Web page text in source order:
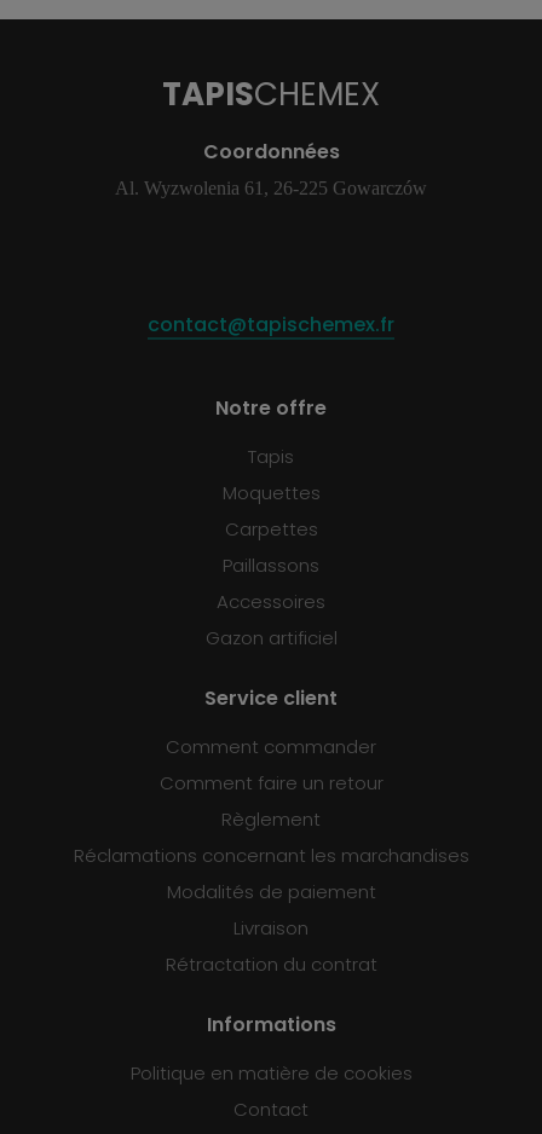
TAPISCHEMEX
Coordonnées
Al. Wyzwolenia 61, 26-225 Gowarczów
contact@tapischemex.fr
Notre offre
Tapis
Moquettes
Carpettes
Paillassons
Accessoires
Gazon artificiel
Service client
Comment commander
Comment faire un retour
Règlement
Réclamations concernant les marchandises
Modalités de paiement
Livraison
Rétractation du contrat
Informations
Politique en matière de cookies
Contact